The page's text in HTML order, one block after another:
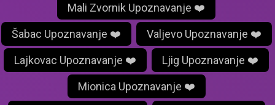
Mali Zvornik Upoznavanje ❤️
Šabac Upoznavanje ❤️ Valjevo Upoznavanje ❤️
Lajkovac Upoznavanje ❤️ Ljig Upoznavanje ❤️
Mionica Upoznavanje ❤️